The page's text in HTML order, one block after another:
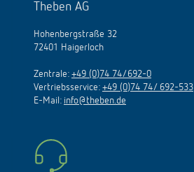
Theben AG
Hohenbergstraße 32
72401 Haigerloch
Zentrale: +49 (0)74 74/692-0
Vertriebsservice: +49 (0)74 74/ 692-533
E-Mail: info@theben.de